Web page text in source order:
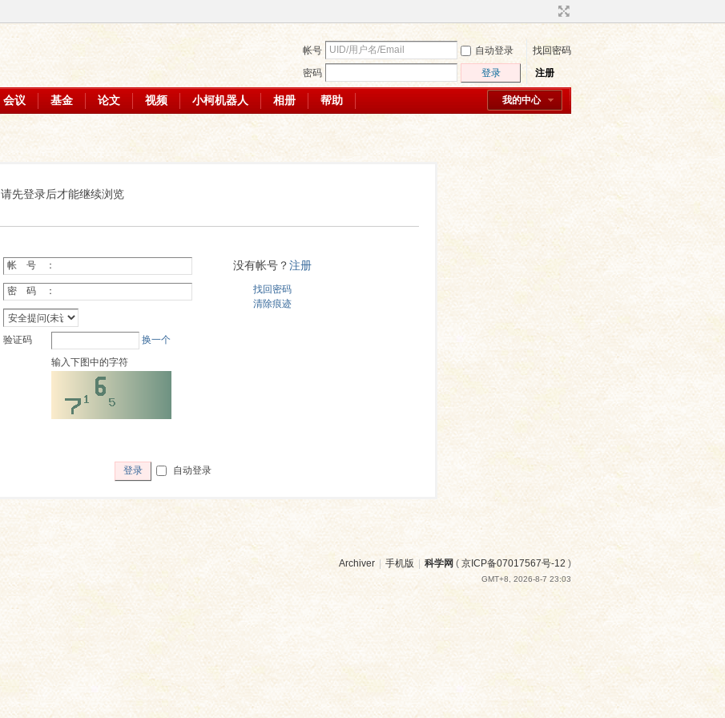
帐号 自动登录
找回密码
密码
登录 注册
我的中心
会议 基金 论文 视频 小柯机器人 相册 帮助
请先登录后才能继续浏览
帐 号 ：
密 码 ：
验证码
换一个
输入下图中的字符
没有帐号？注册
找回密码
清除痕迹
登录 自动登录
Archiver | 手机版 | 科学网 ( 京ICP备07017567号-12 )
GMT+8, 2026-8-7 23:03